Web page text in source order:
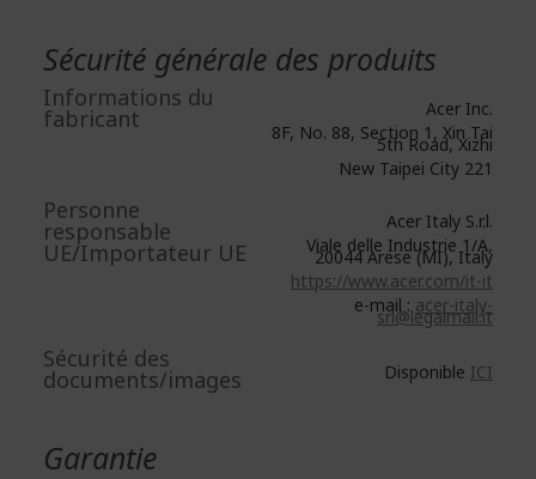
Sécurité générale des produits
Informations du
fabricant
Acer Inc.
8F, No. 88, Section 1, Xin Tai
5th Road, Xizhi
New Taipei City 221
Personne
responsable
UE/Importateur UE
Acer Italy S.r.l.
Viale delle Industrie 1/A,
20044 Arese (MI), Italy
https://www.acer.com/it-it
e-mail :acer-italy-
srl@legalmail.it
Sécurité des
documents/images Disponible ICI
Garantie